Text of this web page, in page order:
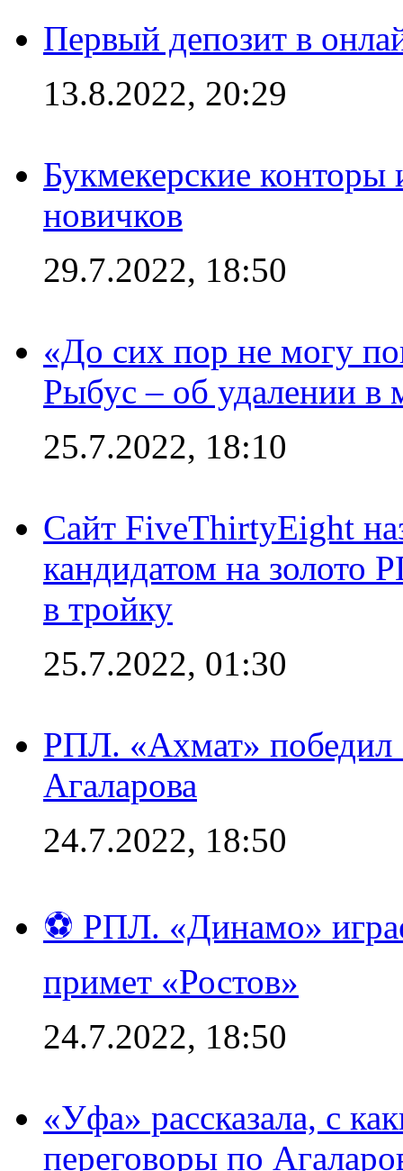
Первый депозит в
13.8.2022, 20:29
Букмекерские конторы
новичков
29.7.2022, 18:50
«До сих пор не могу
Рыбус – об удалении в
25.7.2022, 18:10
Сайт FiveThirtyEight
кандидатом на
в тройку
25.7.2022, 01:30
РПЛ. «Ахмат» победил
Агаларова
24.7.2022, 18:50
⚽ РПЛ. «Динамо»
примет «Ростов»
24.7.2022, 18:50
«Уфа» рассказала, с
переговоры по